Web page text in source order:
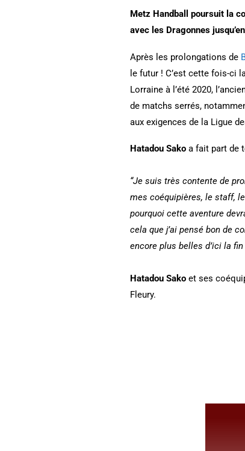
Metz Handball poursuit la
avec les Dragonnes
Après les prolongations de
le futur ! C’est cette fois-ci
Lorraine à l’été 2020,
de matchs serrés,
aux exigences de la Ligue
Hatadou Sako a fait part de
“Je suis très contente de
mes coéquipières, le staff,
pourquoi cette aventure
cela que j’ai pensé bon de
encore plus belles d’ici la
Hatadou Sako et ses
Fleury.